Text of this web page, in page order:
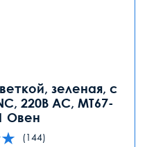
зеленая, с
220В AC, MT67-
Овен
(144)